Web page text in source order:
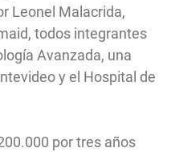
Leonel Malacrida,
todos integrantes
Avanzada, una
y el Hospital de
por tres años